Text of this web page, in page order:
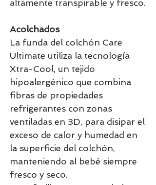
altamente transpirable y fresco.
Acolchados
La funda del colchón Care
Ultimate utiliza la tecnología
Xtra-Cool, un tejido
hipoalergénico que combina
fibras de propiedades
refrigerantes con zonas
ventiladas en 3D, para disipar el
exceso de calor y humedad en
la superficie del colchón,
manteniendo al bebé siempre
fresco y seco.